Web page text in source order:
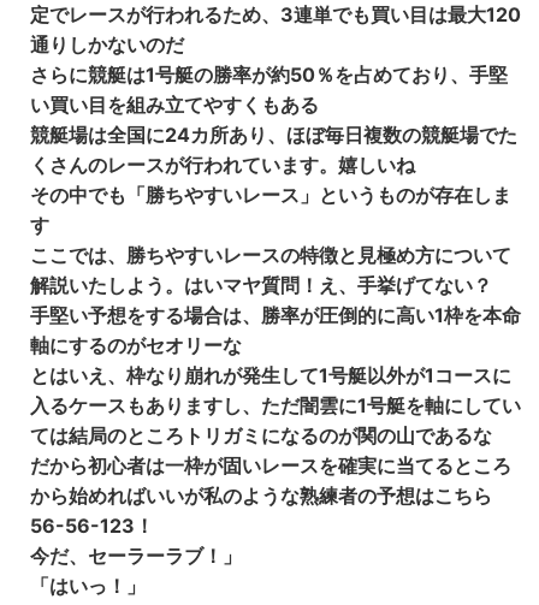
定でレースが行われるため、3連単でも買い目は最大120
通りしかないのだ
さらに競艇は1号艇の勝率が約50％を占めており、手堅
い買い目を組み立てやすくもある
競艇場は全国に24カ所あり、ほぼ毎日複数の競艇場でた
くさんのレースが行われています。嬉しいね
その中でも「勝ちやすいレース」というものが存在しま
す
ここでは、勝ちやすいレースの特徴と見極め方について
解説いたしよう。はいマヤ質問！え、手挙げてない？
手堅い予想をする場合は、勝率が圧倒的に高い1枠を本命
軸にするのがセオリーな
とはいえ、枠なり崩れが発生して1号艇以外が1コースに
入るケースもありますし、ただ闇雲に1号艇を軸にしてい
ては結局のところトリガミになるのが関の山であるな
だから初心者は一枠が固いレースを確実に当てるところ
から始めればいいが私のような熟練者の予想はこちら
56-56-123！
今だ、セーラーラブ！」
「はいっ！」